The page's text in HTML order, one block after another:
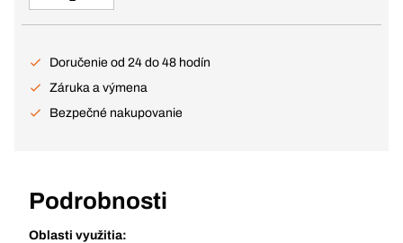
Doručenie od 24 do 48 hodín
Záruka a výmena
Bezpečné nakupovanie
Podrobnosti
Oblasti využitia: